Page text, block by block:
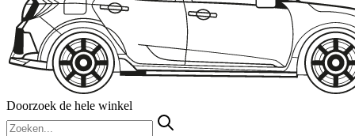
Doorzoek de hele winkel